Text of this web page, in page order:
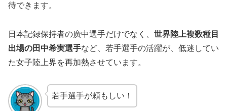
待できます。
日本記録保持者の廣中選手だけでなく、 世界陸上複数種目
出場の田中希実選手など、若手選手の活躍が、低迷してい
た女子陸上界を再加熱させています。
若手選手が頼もしい！